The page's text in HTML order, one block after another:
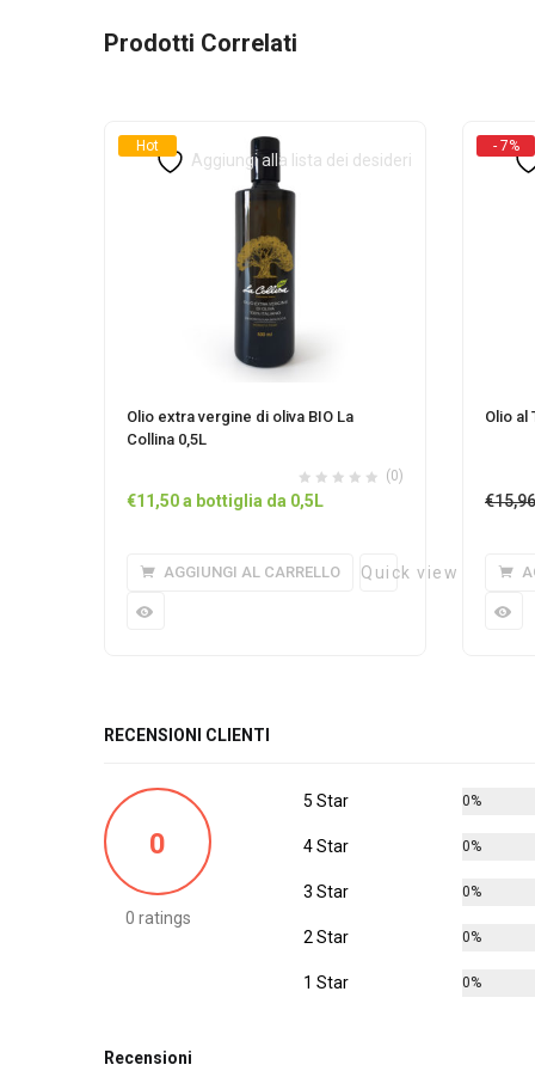
Prodotti Correlati
Hot
Aggiungi alla lista dei desideri
Olio extra vergine di oliva BIO La
Collina 0,5L
(0)
€11,50a bottiglia da 0,5L
AGGIUNGI AL CARRELLO Quick view
- 7%
Olio al
€15,96
RECENSIONI CLIENTI
0
0 ratings
5 Star 0%
4 Star 0%
3 Star 0%
2 Star 0%
1 Star 0%
Recensioni